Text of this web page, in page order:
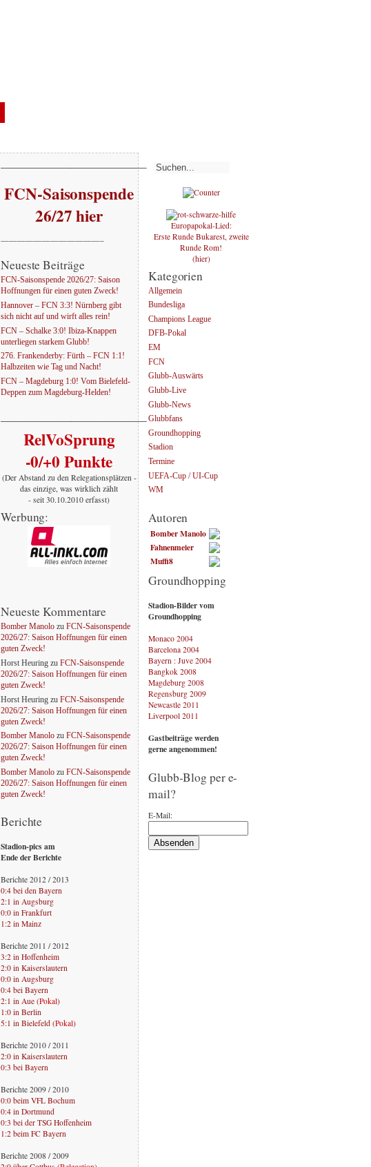
————————————–
FCN-Saisonspende
26/27 hier
————————————–
Neueste Beiträge
FCN-Saisonspende 2026/27: Saison
Hoffnungen für einen guten Zweck!
Hannover – FCN 3:3! Nürnberg gibt
sich nicht auf und wirft alles rein!
FCN – Schalke 3:0! Ibiza-Knappen
unterliegen starkem Glubb!
276. Frankenderby: Fürth – FCN 1:1!
Halbzeiten wie Tag und Nacht!
FCN – Magdeburg 1:0! Vom Bielefeld-
Deppen zum Magdeburg-Helden!
————————————–
RelVoSprung
-0/+0 Punkte
(Der Abstand zu den Relegationsplätzen -
das einzige, was wirklich zählt
- seit 30.10.2010 erfasst)
Werbung:
Neueste Kommentare
Bomber Manolo zu FCN-Saisonspende
2026/27: Saison Hoffnungen für einen
guten Zweck!
Horst Heuring zu FCN-Saisonspende
2026/27: Saison Hoffnungen für einen
guten Zweck!
Horst Heuring zu FCN-Saisonspende
2026/27: Saison Hoffnungen für einen
guten Zweck!
Bomber Manolo zu FCN-Saisonspende
2026/27: Saison Hoffnungen für einen
guten Zweck!
Bomber Manolo zu FCN-Saisonspende
2026/27: Saison Hoffnungen für einen
guten Zweck!
Berichte
Stadion-pics am
Ende der Berichte
Berichte 2012 / 2013
0:4 bei den Bayern
2:1 in Augsburg
0:0 in Frankfurt
1:2 in Mainz
Berichte 2011 / 2012
3:2 in Hoffenheim
2:0 in Kaiserslautern
0:0 in Augsburg
0:4 bei Bayern
2:1 in Aue (Pokal)
1:0 in Berlin
5:1 in Bielefeld (Pokal)
Berichte 2010 / 2011
2:0 in Kaiserslautern
0:3 bei Bayern
Berichte 2009 / 2010
0:0 beim VFL Bochum
0:4 in Dortmund
0:3 bei der TSG Hoffenheim
1:2 beim FC Bayern
Berichte 2008 / 2009
Europapokal-Lied:
Erste Runde Bukarest, zweite
Runde Rom!
(hier)
Kategorien
Allgemein
Bundesliga
Champions League
DFB-Pokal
EM
FCN
Glubb-Auswärts
Glubb-Live
Glubb-News
Glubbfans
Groundhopping
Stadion
Termine
UEFA-Cup / UI-Cup
WM
Autoren
Bomber Manolo
Fahnenmeier
Muffi8
Groundhopping
Stadion-Bilder vom
Groundhopping
Monaco 2004
Barcelona 2004
Bayern : Juve 2004
Bangkok 2008
Magdeburg 2008
Regensburg 2009
Newcastle 2011
Liverpool 2011
Gastbeiträge werden
gerne angenommen!
Glubb-Blog per e-
mail?
E-Mail: